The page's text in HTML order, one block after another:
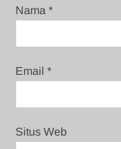
Nama*
Email*
Situs Web